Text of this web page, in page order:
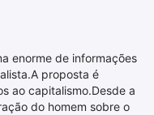
enorme de informações
proposta é
ao capitalismo.Desde a
do homem sobre o